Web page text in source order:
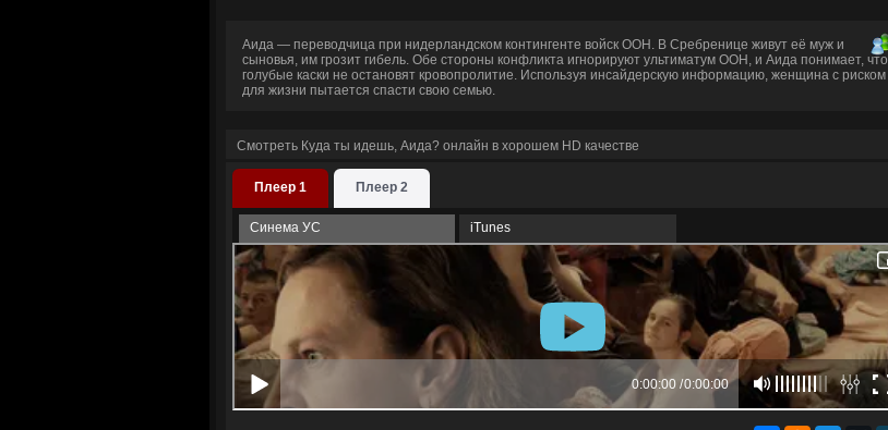
Аида — переводчица при нидерландском контингенте войск ООН. В Сребренице живут её муж и
сыновья, им грозит гибель. Обе стороны конфликта игнорируют ультиматум ООН, и Аида понимает, что
голубые каски не остановят кровопролитие. Используя инсайдерскую информацию, женщина с риском
для жизни пытается спасти свою семью.
Смотреть Куда ты идешь, Аида? онлайн в хорошем HD качестве
Плеер 1 Плеер 2
Синема УС iTunes